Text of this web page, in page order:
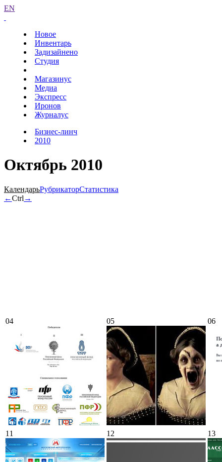
EN
Новое
Инвентарь
Задизайнено
Студия
Магазинус
Медиа
Экспресс
Иронов
Журналус
Бизнес-линч
2010
Октябрь 2010
КалендарьРубрикаторСтатистика
←Ctrl →
04 05 06
11 12 13